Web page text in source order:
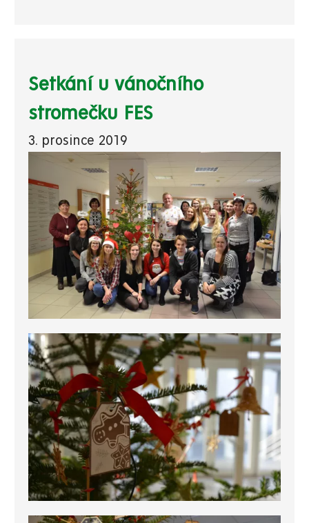
Setkání u vánočního
stromečku FES
3. prosince 2019